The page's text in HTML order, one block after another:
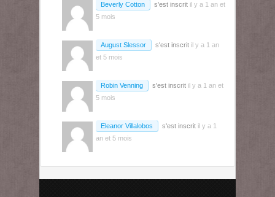
Beverly Cotton s'est inscrit il y a 1 an et
5 mois
August Slessor s'est inscrit il y a 1 an
et 5 mois
Robin Venning s'est inscrit il y a 1 an et
5 mois
Eleanor Villalobos s'est inscrit il y a 1
an et 5 mois